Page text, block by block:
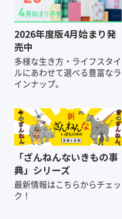
2026年度版4月始まり発
売中
多様な生き方・ライフスタイ
ルにあわせて選べる豊富なラ
インナップ。
「ざんねんないきもの事
典」シリーズ
最新情報はこちらからチェッ
ク！